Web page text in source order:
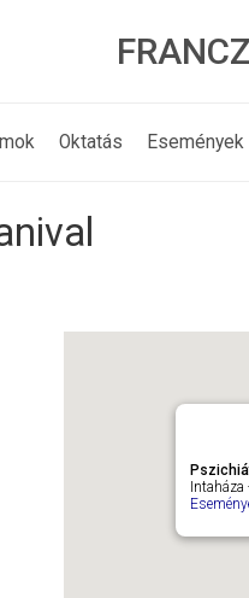
Oktatás Események